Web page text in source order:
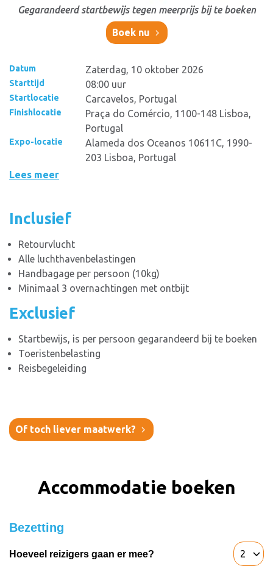
Gegarandeerd startbewijs tegen meerprijs bij te boeken
Boek nu
Datum Zaterdag, 10 oktober 2026
Starttijd 08:00 uur
Startlocatie Carcavelos, Portugal
Finishlocatie
Praça do Comércio, 1100-148 Lisboa,
Portugal
Expo-locatie
Alameda dos Oceanos 10611C, 1990-
203 Lisboa, Portugal
Lees meer
Inclusief
Retourvlucht
Alle luchthavenbelastingen
Handbagage per persoon (10kg)
Minimaal 3 overnachtingen met ontbijt
Exclusief
Startbewijs, is per persoon gegarandeerd bij te boeken
Toeristenbelasting
Reisbegeleiding
Of toch liever maatwerk?
Accommodatie boeken
Bezetting
Hoeveel reizigers gaan er mee?